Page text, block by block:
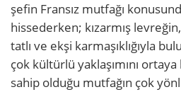
şefin Fransız mutfağı
hissederken; kızarmış
tatlı ve ekşi karmaşıklığıyla
çok kültürlü yaklaşımını
sahip olduğu mutfağın çok